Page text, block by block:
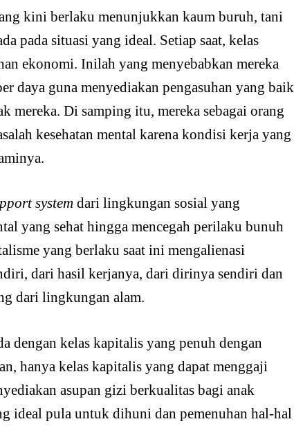
kini berlaku menunjukkan kaum buruh, tani
pada situasi yang ideal. Setiap saat, kelas
ekonomi. Inilah yang menyebabkan mereka
daya guna menyediakan pengasuhan yang baik
mereka. Di samping itu, mereka sebagai orang
kesehatan mental karena kondisi kerja yang
system dari lingkungan sosial yang
yang sehat hingga mencegah perilaku bunuh
yang berlaku saat ini mengalienasi
dari hasil kerjanya, dari dirinya sendiri dan
dari lingkungan alam.
dengan kelas kapitalis yang penuh dengan
hanya kelas kapitalis yang dapat menggaji
asupan gizi berkualitas bagi anak
ideal pula untuk dihuni dan pemenuhan hal-hal